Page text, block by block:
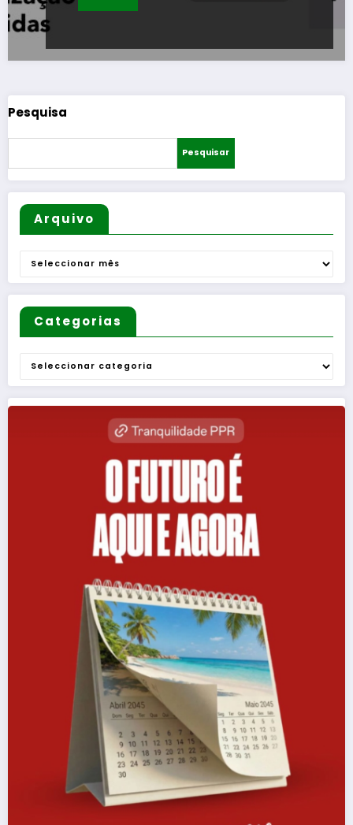
Pesquisa
Pesquisar
Arquivo
Arquivo
Categorias
Categorias